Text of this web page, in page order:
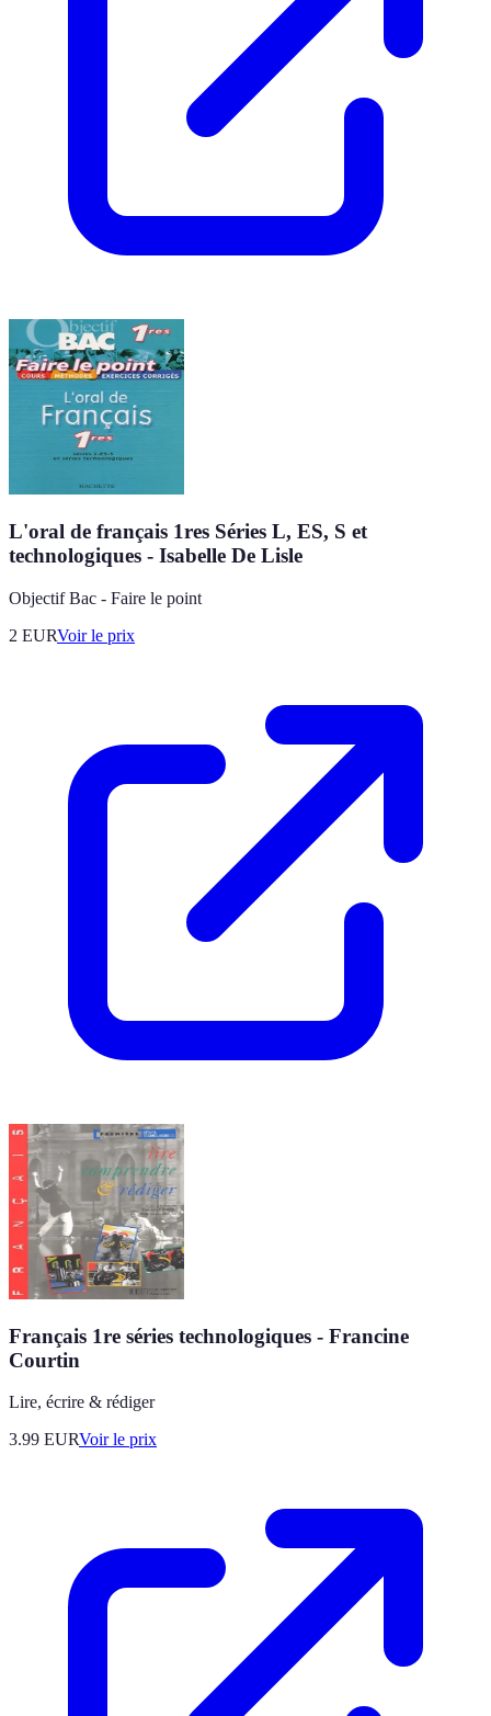
L'oral de français 1res Séries L, ES, S et
technologiques - Isabelle De Lisle
Objectif Bac - Faire le point
2 EURVoir le prix
Français 1re séries technologiques - Francine
Courtin
Lire, écrire & rédiger
3.99 EURVoir le prix